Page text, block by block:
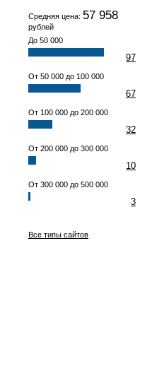
Средняя цена: 57 958
рублей
До 50 000
97
От 50 000 до 100 000
67
От 100 000 до 200 000
32
От 200 000 до 300 000
10
От 300 000 до 500 000
3
Все типы сайтов